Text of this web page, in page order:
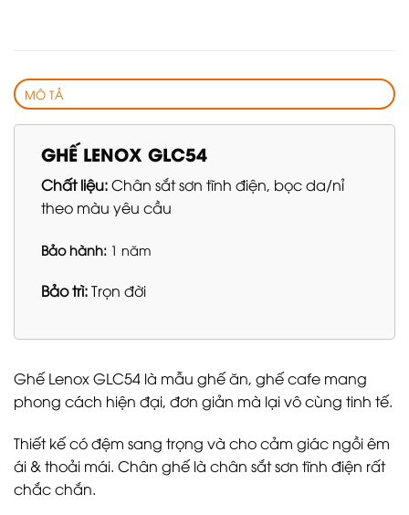
MÔ TẢ
GHẾ LENOX GLC54
Chất liệu:Chân sắt sơn tĩnh điện, bọc da/nỉ
theo màu yêu cầu
Bảo hành: 1 năm
Bảo trì:Trọn đời
Ghế Lenox GLC54 là mẫu ghế ăn, ghế cafe mang
phong cách hiện đại, đơn giản mà lại vô cùng tinh tế.
Thiết kế có đệm sang trọng và cho cảm giác ngồi êm
ái & thoải mái. Chân ghế là chân sắt sơn tĩnh điện rất
chắc chắn.